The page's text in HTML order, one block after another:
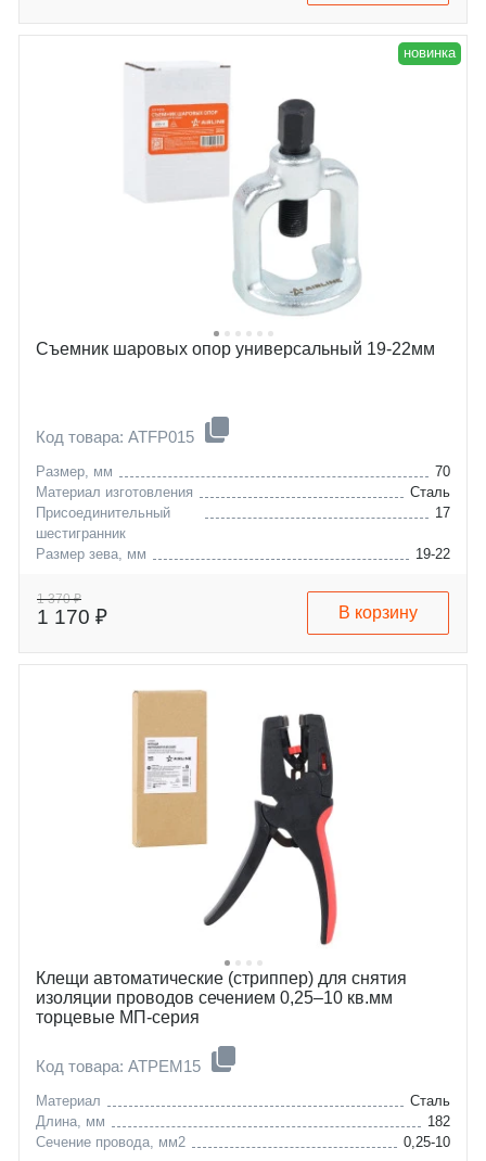
новинка
Съемник шаровых опор универсальный 19-22мм
Код товара: ATFP015
Размер, мм
70
Материал изготовления
Сталь
Присоединительный
шестигранник
17
Размер зева, мм 19-22
1 370 ₽
1 170 ₽ В корзину
Клещи автоматические (стриппер) для снятия
изоляции проводов сечением 0,25–10 кв.мм
торцевые МП-серия
Код товара: ATPEM15
Материал
Сталь
Длина, мм
182
Сечение провода, мм2
0,25-10